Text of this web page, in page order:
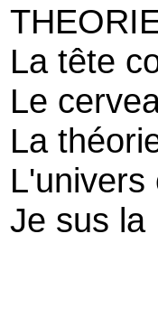
La tête
Le
La
L'univers
Je sus la